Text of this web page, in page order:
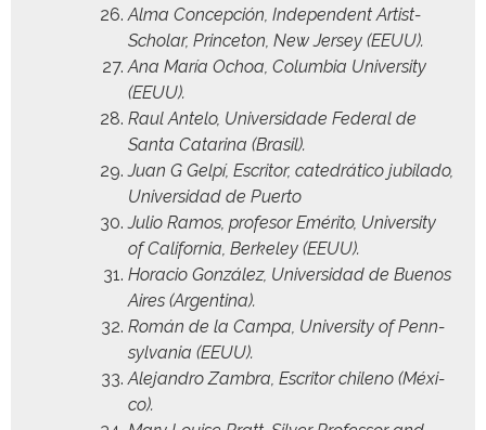
Alma Con­cep­ción, Inde­pen­dent Artist-
Schol­ar, Prince­ton, New Jer­sey (EEUU).
Ana María Ochoa, Colum­bia Uni­ver­si­ty
(EEUU).
Raul Ante­lo, Uni­ver­si­dade Fed­er­al de
San­ta Cata­ri­na (Brasil).
Juan G Gelpí, Escritor, cat­e­dráti­co jubi­la­do,
Uni­ver­si­dad de Puerto
Julio Ramos, pro­fe­sor Eméri­to, Uni­ver­si­ty
of Cal­i­for­nia, Berke­ley (EEUU).
Hora­cio González, Uni­ver­si­dad de Buenos
Aires (Argenti­na).
Román de la Cam­pa, Uni­ver­si­ty of Penn­
syl­va­nia (EEUU).
Ale­jan­dro Zam­bra, Escritor chileno (Méx­i­
co).